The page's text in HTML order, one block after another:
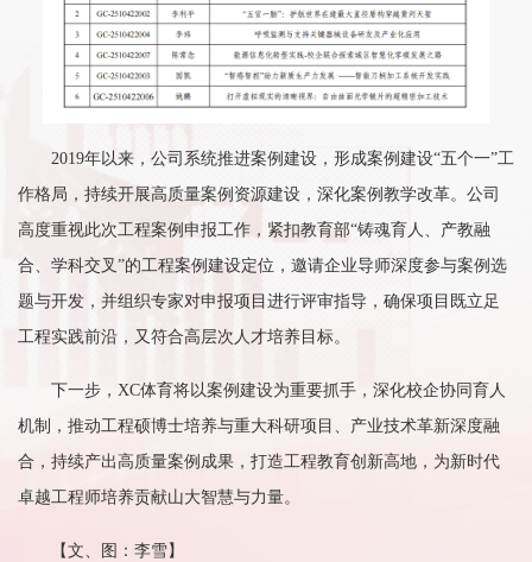
2019年以来，公司系统推进案例建设，形成案例建设“五个一”工
作格局，持续开展高质量案例资源建设，深化案例教学改革。公司
高度重视此次工程案例申报工作，紧扣教育部“铸魂育人、产教融
合、学科交叉”的工程案例建设定位，邀请企业导师深度参与案例选
题与开发，并组织专家对申报项目进行评审指导，确保项目既立足
工程实践前沿，又符合高层次人才培养目标。
下一步，XC体育将以案例建设为重要抓手，深化校企协同育人
机制，推动工程硕博士培养与重大科研项目、产业技术革新深度融
合，持续产出高质量案例成果，打造工程教育创新高地，为新时代
卓越工程师培养贡献山大智慧与力量。
【文、图：李雪】